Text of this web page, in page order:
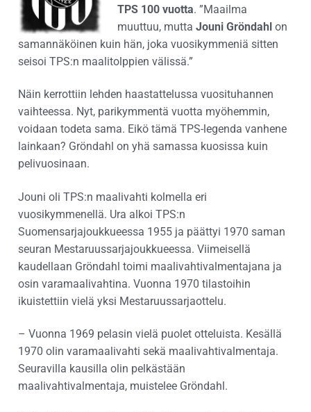
TPS 100 vuotta. ”Maailma
muuttuu, mutta Jouni Gröndahlon
samannäköinen kuin hän, joka vuosikymmeniä sitten
seisoi TPS:n maalitolppien välissä.”
Näin kerrottiin lehden haastattelussa vuosituhannen
vaihteessa. Nyt, parikymmentä vuotta myöhemmin,
voidaan todeta sama. Eikö tämä TPS-legenda vanhene
lainkaan? Gröndahl on yhä samassa kuosissa kuin
pelivuosinaan.
Jouni oli TPS:n maalivahti kolmella eri
vuosikymmenellä. Ura alkoi TPS:n
Suomensarjajoukkueessa 1955 ja päättyi 1970 saman
seuran Mestaruussarjajoukkueessa. Viimeisellä
kaudellaan Gröndahl toimi maalivahtivalmentajana ja
osin varamaalivahtina. Vuonna 1970 tilastoihin
ikuistettiin vielä yksi Mestaruussarjaottelu.
– Vuonna 1969 pelasin vielä puolet otteluista. Kesällä
1970 olin varamaalivahti sekä maalivahtivalmentaja.
Seuravilla kausilla olin pelkästään
maalivahtivalmentaja, muistelee Gröndahl.